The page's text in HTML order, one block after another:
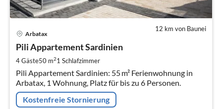
12 km von Baunei
Arbatax
Pili Appartement Sardinien
4 Gäste50 m21 Schlafzimmer
Pili Appartement Sardinien: 55 m² Ferienwohnung in
Arbatax, 1 Wohnung, Platz für bis zu 6 Personen.
Kostenfreie Stornierung